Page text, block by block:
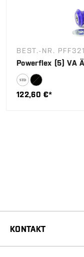
BEST.-NR.
Powerflex (5) VA
122,60 €*
KONTAKT